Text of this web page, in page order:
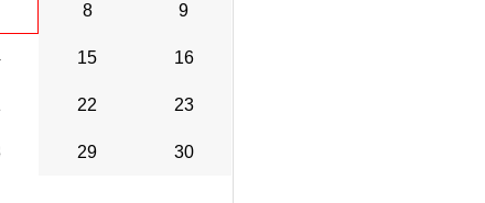
8 9
15 16
22 23
29 30